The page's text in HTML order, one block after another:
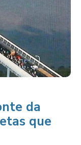
da
que